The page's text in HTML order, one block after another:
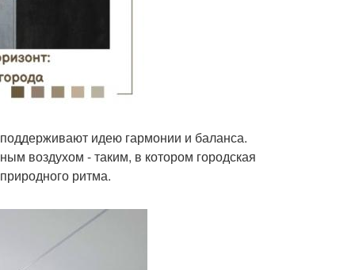
идею гармонии и баланса.
воздухом - таким, в котором городская
ритма.